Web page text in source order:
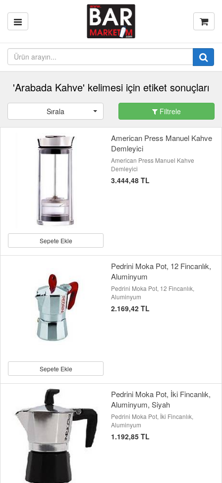
'Arabada Kahve' kelimesi için etiket sonuçları
Sırala Filtrele
Sepete Ekle
American Press Manuel Kahve
Demleyici
American Press Manuel Kahve
Demleyici
3.444,48 TL
Sepete Ekle
Pedrini Moka Pot, 12 Fincanlık,
Aluminyum
Pedrini Moka Pot, 12 Fincanlık,
Aluminyum
2.169,42 TL
Pedrini Moka Pot, İki Fincanlık,
Aluminyum, Siyah
Pedrini Moka Pot, İki Fincanlık,
Aluminyum
1.192,85 TL